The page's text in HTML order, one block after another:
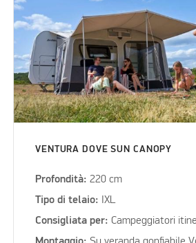
VENTURA DOVE SUN CANOPY
Profondità: 220 cm
Tipo di telaio: IXL
Consigliata per:Campeggiatori